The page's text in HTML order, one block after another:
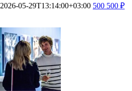
2026-05-29T13:14:00+03:00 500 500 ₽